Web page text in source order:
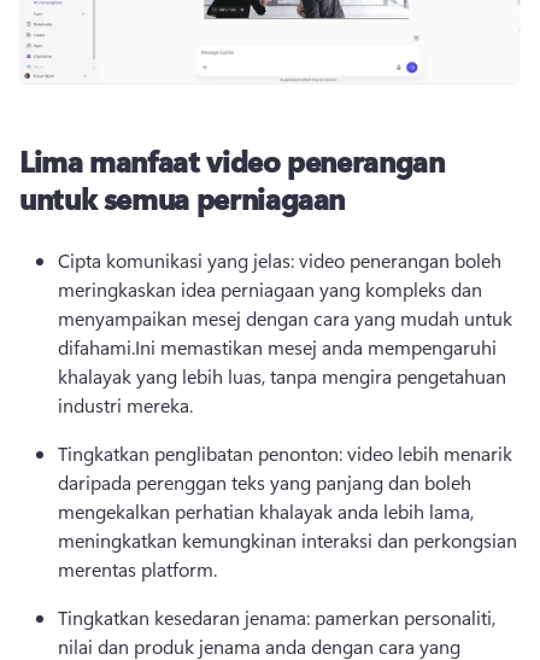
Lima manfaat video penerangan
untuk semua perniagaan
Cipta komunikasi yang jelas: video penerangan boleh
meringkaskan idea perniagaan yang kompleks dan
menyampaikan mesej dengan cara yang mudah untuk
difahami.Ini memastikan mesej anda mempengaruhi
khalayak yang lebih luas, tanpa mengira pengetahuan
industri mereka.
Tingkatkan penglibatan penonton: video lebih menarik
daripada perenggan teks yang panjang dan boleh
mengekalkan perhatian khalayak anda lebih lama,
meningkatkan kemungkinan interaksi dan perkongsian
merentas platform.
Tingkatkan kesedaran jenama: pamerkan personaliti,
nilai dan produk jenama anda dengan cara yang